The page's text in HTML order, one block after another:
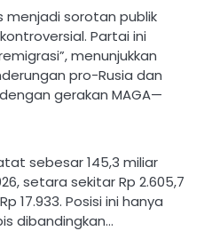
menjadi sorotan publik
Partai ini
menunjukkan
pro-Rusia dan
gerakan MAGA—
sebesar 145,3 miliar
setara sekitar Rp 2.605,7
17.933. Posisi ini hanya
dibandingkan…